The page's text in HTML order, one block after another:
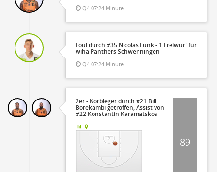
Q4 07:24 Minute
Foul durch #35 Nicolas Funk - 1 Freiwurf für
wiha Panthers Schwenningen
Q4 07:24 Minute
2er - Korbleger durch #21 Bill
Borekambi getroffen, Assist von
#22 Konstantin Karamatskos
89